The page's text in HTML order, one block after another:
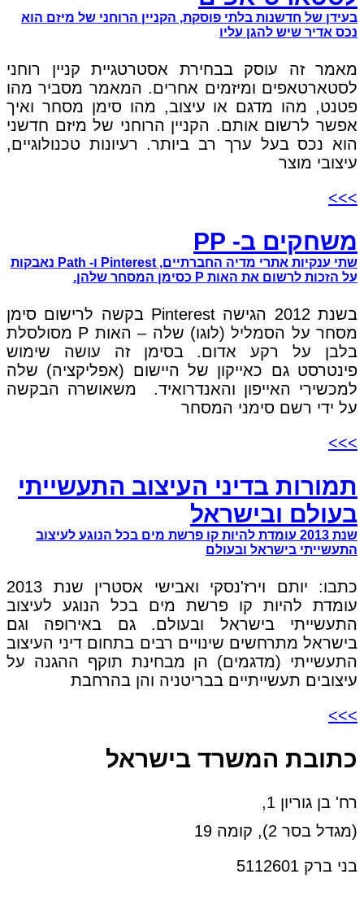
בעידן של חדשנות בלתי פוסקת, הקניין הרוחני של מיזם הוא
נכס אדיר שיש להגן עליו
מאמר זה עוסק בבחירת אסטרטגיית קניין רוחני
לסטארטאפים ומיזמים אחרים. המאמר מסביר מהו
פטנט, מהו מדגם או עיצוב, מהו סימן מסחר ואיך
אפשר לרשום אותם. הקניין הרוחני של מיזם חדשני
הוא נכס בעל ערך רב ביותר. רעיונות טכנולוגיים,
עיצובי מוצר
>>>
משחקים ב- PP
שתי ענקיות אתרי מדיה החברתיים, Pinterest ו- Path נאבקות
על הזכות לרשום את האות P כסימן המסחר שלהן.
בשנת 2012 הגישה Pinterest בקשה לרישום סימן
מסחר על הסמליל (לוגו) שלה – האות P מסולסלת
בלבן על רקע אדום. בסימן זה עושה שימוש
פינטרסט גם כאייקון של היישום (אפליקציה) שלה
למכשירי האייפון והאנדרואיד. משאושרה הבקשה
על ידי רשם סימני המסחר
>>>
תמורות בדיני העיצוב התעשייתי
בעולם ובישראל
שנת 2013 עומדת להיות קו פרשת מים בכל הנוגע לעיצוב
התעשייתי בישראל ובעולם
כתבו: יותם וירז'נסקי ואבישי אסטרין שנת 2013
עומדת להיות קו פרשת מים בכל הנוגע לעיצוב
התעשייתי בישראל ובעולם. גם באירופה וגם
בישראל מתרחשים שינויים רבים בתחום דיני העיצוב
התעשייתי (מדגמים) הן מבחינת תוקף ההגנה על
עיצובים תעשייתיים בבריטניה והן בהרחבת
>>>
כתובת המשרד בישראל
רח' בן גוריון 1,
(מגדל בסר 2), קומה 19
בני ברק 5112601